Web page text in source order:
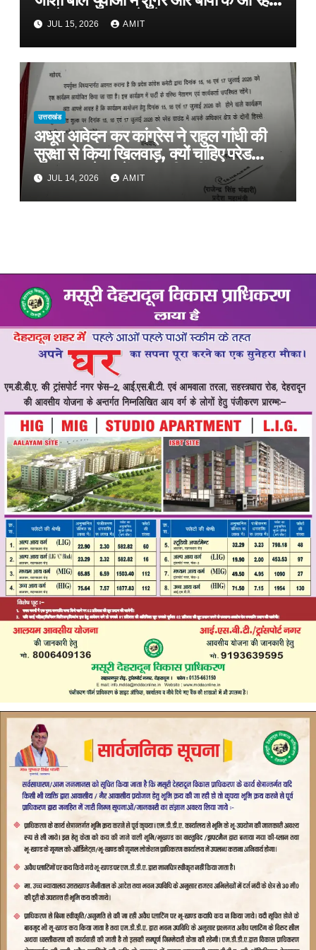
मामले, फास्ट फूड से रहे दूर
JUL 15, 2026 AMIT
उत्तराखंड
अधूरा आवेदन कर कांग्रेस ने राहुल गांधी की
सुरक्षा से किया खिलवाड़, क्यों चाहिए परेड
ग्राउंड, आवेदन में बताया ही नहीं
JUL 14, 2026 AMIT